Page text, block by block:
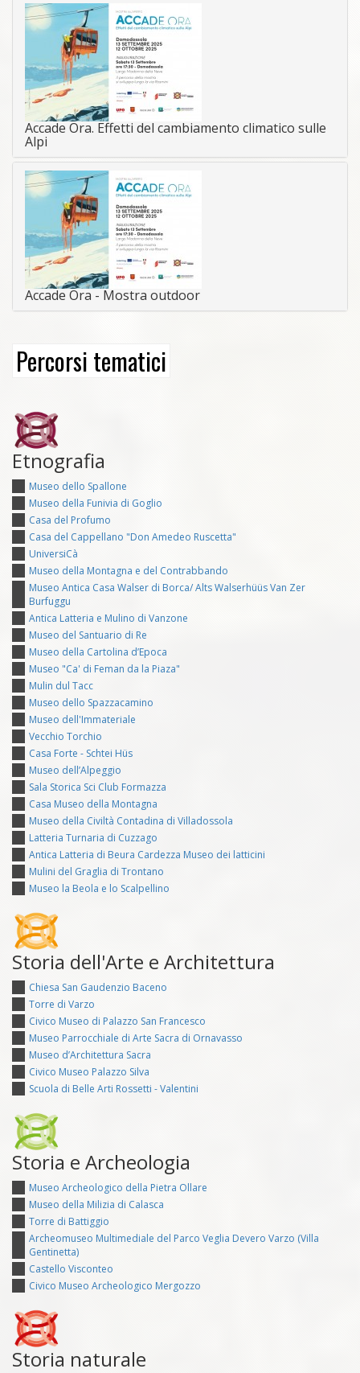
Accade Ora. Effetti del cambiamento climatico sulle
Alpi
Accade Ora - Mostra outdoor
Percorsi tematici
Etnografia
Museo dello Spallone
Museo della Funivia di Goglio
Casa del Profumo
Casa del Cappellano "Don Amedeo Ruscetta"
UniversiCà
Museo della Montagna e del Contrabbando
Museo Antica Casa Walser di Borca/ Alts Walserhüüs Van Zer
Burfuggu
Antica Latteria e Mulino di Vanzone
Museo del Santuario di Re
Museo della Cartolina d’Epoca
Museo "Ca' di Feman da la Piaza"
Mulin dul Tacc
Museo dello Spazzacamino
Museo dell'Immateriale
Vecchio Torchio
Casa Forte - Schtei Hüs
Museo dell’Alpeggio
Sala Storica Sci Club Formazza
Casa Museo della Montagna
Museo della Civiltà Contadina di Villadossola
Latteria Turnaria di Cuzzago
Antica Latteria di Beura Cardezza Museo dei latticini
Mulini del Graglia di Trontano
Museo la Beola e lo Scalpellino
Storia dell'Arte e Architettura
Chiesa San Gaudenzio Baceno
Torre di Varzo
Civico Museo di Palazzo San Francesco
Museo Parrocchiale di Arte Sacra di Ornavasso
Museo d’Architettura Sacra
Civico Museo Palazzo Silva
Scuola di Belle Arti Rossetti - Valentini
Storia e Archeologia
Museo Archeologico della Pietra Ollare
Museo della Milizia di Calasca
Torre di Battiggio
Archeomuseo Multimediale del Parco Veglia Devero Varzo (Villa
Gentinetta)
Castello Visconteo
Civico Museo Archeologico Mergozzo
Storia naturale